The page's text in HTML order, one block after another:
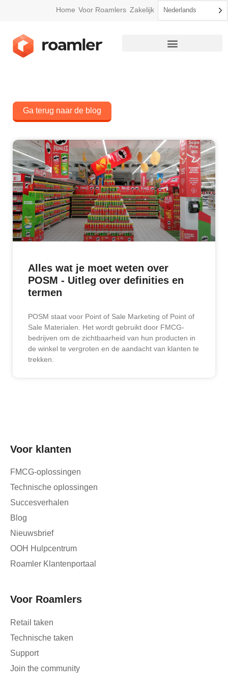
Home Voor Roamlers Zakelijk Nederlands
Ga terug naar de blog
Alles wat je moet weten over
POSM - Uitleg over definities en
termen
POSM staat voor Point of Sale Marketing of Point of
Sale Materialen. Het wordt gebruikt door FMCG-
bedrijven om de zichtbaarheid van hun producten in
de winkel te vergroten en de aandacht van klanten te
trekken.
Voor klanten
FMCG-oplossingen
Technische oplossingen
Succesverhalen
Blog
Nieuwsbrief
OOH Hulpcentrum
Roamler Klantenportaal
Voor Roamlers
Retail taken
Technische taken
Support
Join the community